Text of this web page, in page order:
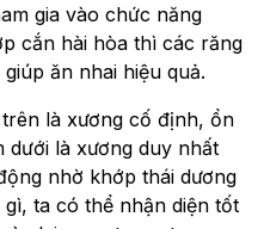
gia vào chức năng
cắn hài hòa thì các răng
ăn nhai hiệu quả.
là xương cố định, ổn
dưới là xương duy nhất
nhờ khớp thái dương
ta có thể nhận diện tốt